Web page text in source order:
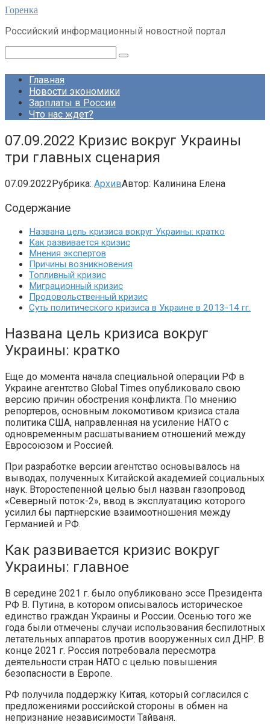
Перейти
контенту
Горенка
Российский информационный новостной портал
Главная
Новости экономики
Зарплаты в России
Что нас ждет?
07.09.2022 Кризис вокруг Украины
три главных сценария
07.09.2022Рубрика: АрхивАвтор: Калинина Елена
Содержание
Названа цель кризиса вокруг Украины: кратко
Как развивается кризис
Мнения экспертов
Причины возникновения
Топливный кризис
Миграционный кризис
Продовольственный кризис
Суть политического кризиса в Украине в 2013-14 гг.
Названа цель кризиса вокруг
Украины: кратко
Еще до момента начала специальной операции РФ в
Украине агентство Global Times опубликовало свою
версию причин обострения конфликта. По мнению
репортеров, основным локомотивом кризиса стала
политика США, направленная на усиление НАТО с
одновременным расшатыванием отношений между
Евросоюзом и Россией.
При разработке версии агентство основывалось на
выводах, полученных Китайской академией социальных
наук. Второстепенной целью был назван газопровод
«Северный поток-2», ввод в эксплуатацию которого
усилил бы партнерские взаимоотношения между
Германией и РФ.
Как развивается кризис вокруг
Украины: главное
В середине 2021 г. было опубликовано эссе Президента
РФ В. Путина, в котором описывалось историческое
единство граждан Украины и России. Осенью того же
года были отмечены случаи использования беспилотных
летательных аппаратов против вооруженных сил ДНР. В
конце 2021 г. Россия потребовала пересмотра
деятельности стран НАТО с целью повышения
безопасности в Европе.
РФ получила поддержку Китая, который согласился с
предложениями российской стороны в обмен на
непризнание независимости Тайваня.